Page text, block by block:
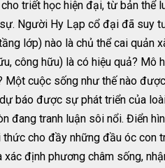
triết học hiện đại, từ bản thể
Người Hy Lạp cổ đại đã suy
lớp) nào là chủ thể cai quản
công hữu) là có hiệu quả?
cuộc sống như thế nào
báo được sự phát triển của
đang tranh luận sôi nổi. Điển
cho đầy những đầu óc con
định phương châm sống,